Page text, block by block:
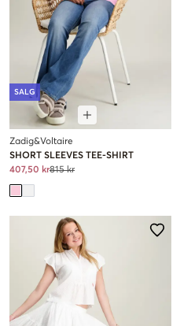
SALG
Zadig&Voltaire
SHORT SLEEVES TEE-SHIRT
407,50 kr815 kr